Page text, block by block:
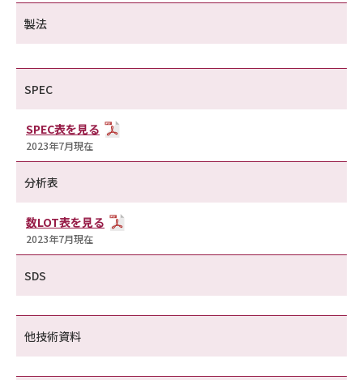
製法
SPEC
SPEC表を見る
2023年7月現在
分析表
数LOT表を見る
2023年7月現在
SDS
他技術資料